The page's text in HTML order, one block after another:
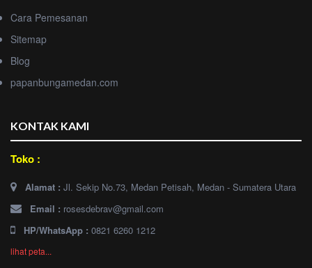
Cara Pemesanan
Sitemap
Blog
papanbungamedan.com
KONTAK KAMI
Toko :
Alamat : Jl. Sekip No.73, Medan Petisah, Medan - Sumatera Utara
Email : rosesdebrav@gmail.com
HP/WhatsApp : 0821 6260 1212
lihat peta...